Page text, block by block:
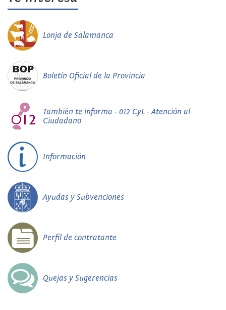
Lonja de Salamanca
Boletín Oficial de la Provincia
También te informa - 012 CyL - Atención al
Ciudadano
Información
Ayudas y Subvenciones
Perfil de contratante
Quejas y Sugerencias